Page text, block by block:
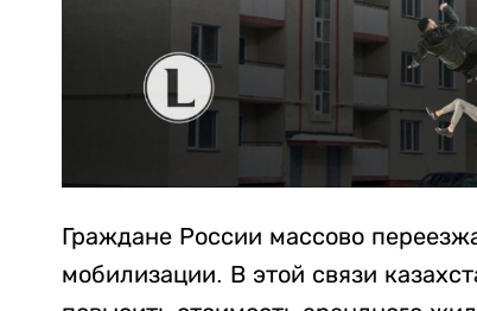
Граждане России массово
мобилизации. В этой связи